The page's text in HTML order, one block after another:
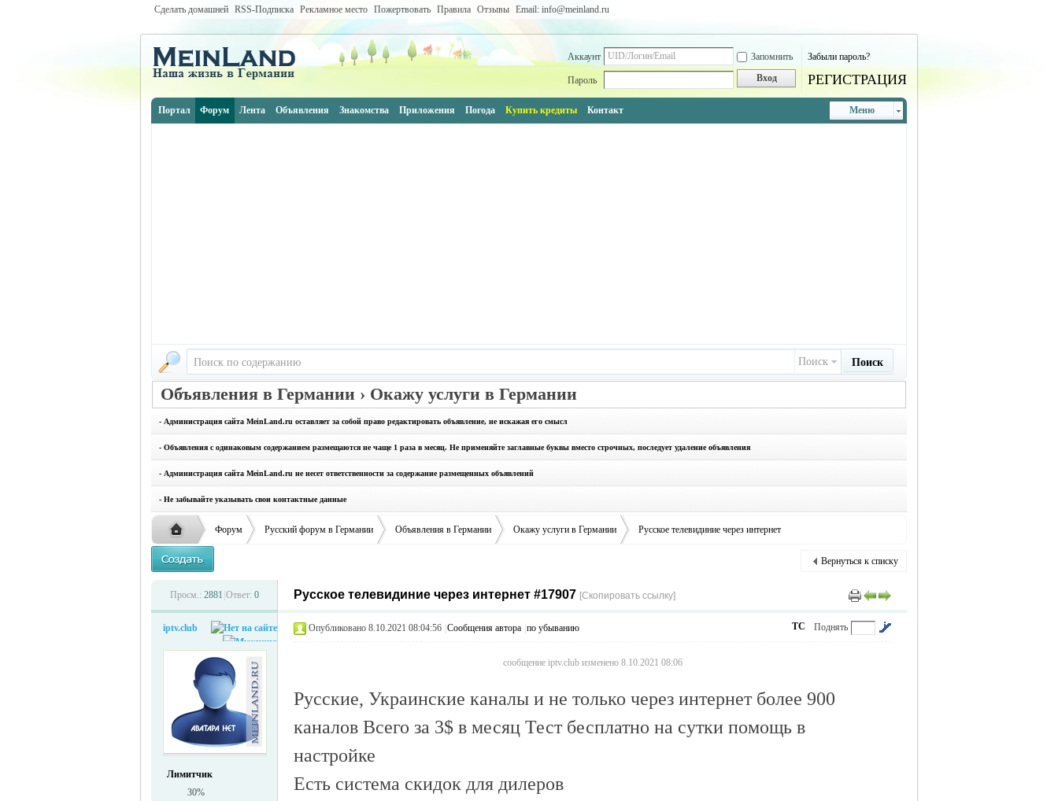
Сделать домашней RSS-Подписка Рекламное место Пожертвовать Правила Отзывы Email: info@meinland.ru
Аккаунт Запомнить Забыли пароль?
Пароль Вход РЕГИСТРАЦИЯ
Меню
Портал Форум Лента Объявления Знакомства Приложения Погода Купить кредиты Контакт
Поиск Поиск
Объявления в Германии › Окажу услуги в Германии
- Администрация сайта MeinLand.ru оставляет за собой право редактировать объявление, не искажая его смысл
- Объявления с одинаковым содержанием размещаются не чаще 1 раза в месяц. Не применяйте заглавные буквы вместо строчных, последует удаление объявления
- Администрация сайта MeinLand.ru не несет ответственности за содержание размещенных объявлений
- Не забывайте указывать свои контактные данные
Русская
жизнь и
›
Форум
›
Русский форум в Германии
›
Объявления в Германии
›
Окажу услуги в Германии
›
Русское телевидиние через интернет
Вернуться к списку
Просм.: 2881 Ответ: 0 Русское телевидиние через интернет #17907 [Скопировать ссылку]
iptv.club
Лимитчик
30%
Поднять
ТС
Опубликовано 8.10.2021 08:04:56 Сообщения автора по убыванию
сообщение iptv.club изменено 8.10.2021 08:06
Русские, Украинские каналы и не только через интернет более 900
каналов Всего за 3$ в месяц Тест бесплатно на сутки помощь в
настройке
Есть система скидок для дилеров